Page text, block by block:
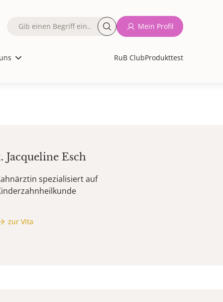
RuB ClubProdukttest
Fulltext
Mein Profil
Jacqueline Esch
spezialisiert auf
zur Vita